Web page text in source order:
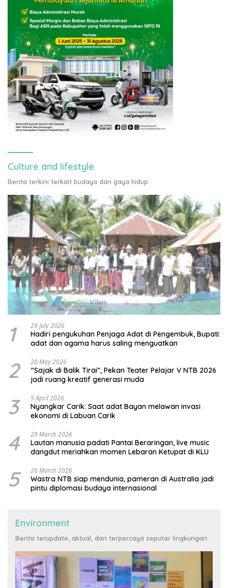
Culture and lifestyle
Berita terkini terkait budaya dan gaya hidup
1 29 July 2026
Hadiri pengukuhan Penjaga Adat di Pengembuk, Bupati:
adat dan agama harus saling menguatkan
2 20 May 2026
“Sajak di Balik Tirai”, Pekan Teater Pelajar V NTB 2026
jadi ruang kreatif generasi muda
3 5 April 2026
Nyangkar Carik: Saat adat Bayan melawan invasi
ekonomi di Labuan Carik
4 29 March 2026
Lautan manusia padati Pantai Beraringan, live music
dangdut meriahkan momen Lebaran Ketupat di KLU
5 26 March 2026
Wastra NTB siap mendunia, pameran di Australia jadi
pintu diplomasi budaya internasional
Environment
Berita terupdate, aktual, dan terpercaya seputar lingkungan